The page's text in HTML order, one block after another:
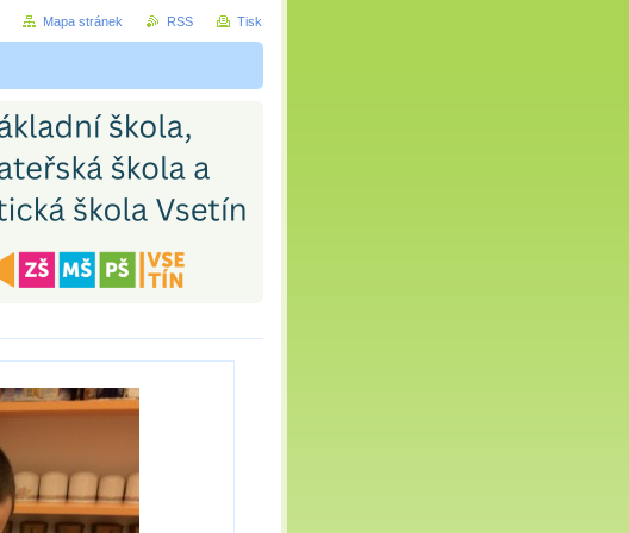
Mapa stránek RSS Tisk